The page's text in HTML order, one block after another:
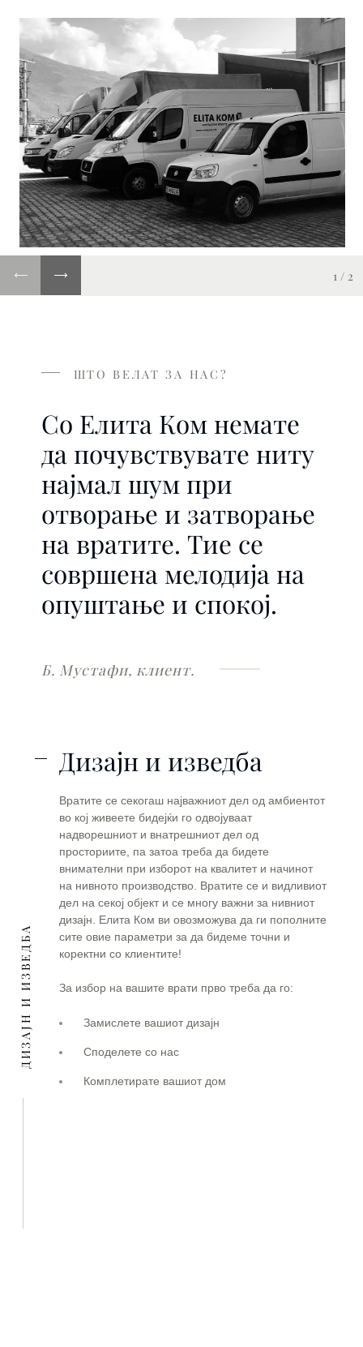
1 / 2
ШТО ВЕЛАТ ЗА НАС?
Со Елита Ком немате
да почувствувате ниту
најмал шум при
отворање и затворање
на вратите. Тие се
совршена мелодија на
опуштање и спокој.
Б. Мустафи, клиент.
ДИЗАЈН И ИЗВЕДБА
Дизајн и изведба
Вратите се секогаш најважниот дел од амбиентот
во кој живеете бидејќи го одвојуваат
надворешниот и внатрешниот дел од
просториите, па затоа треба да бидете
внимателни при изборот на квалитет и начинот
на нивното производство. Вратите се и видливиот
дел на секој објект и се многу важни за нивниот
дизајн. Елита Ком ви овозможува да ги пополните
сите овие параметри за да бидеме точни и
коректни со клиентите!
За избор на вашите врати прво треба да го:
Замислете вашиот дизајн
Споделете со нас
Комплетирате вашиот дом